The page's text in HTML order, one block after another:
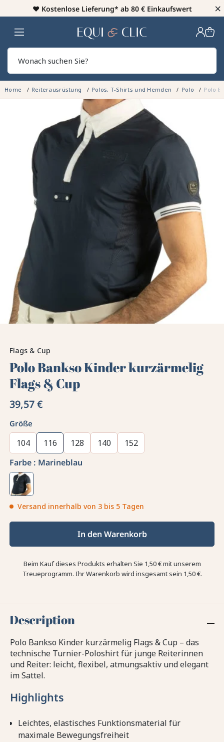
♥️ Kostenlose Lieferung* ab 80 € Einkaufswert ×
Heim
Home Reiterausrüstung Polos, T-Shirts und Hemden Polo Polo
Flags & Cup
Polo Bankso Kinder kurzärmelig
Flags & Cup
39,57 €
Größe
104 116 128 140
152
Farbe : Marineblau
Versand innerhalb von 3 bis 5 Tagen
In den Warenkorb
Beim Kauf dieses Produkts erhalten Sie 1,50 €mit unserem
Treueprogramm. Ihr Warenkorb wird insgesamt sein 1,50 €.
Description
Polo Bankso Kinder kurzärmelig Flags & Cup – das
technische Turnier-Poloshirt für junge Reiterinnen
und Reiter: leicht, flexibel, atmungsaktiv und elegant
im Sattel.
Highlights
Leichtes, elastisches Funktionsmaterial für
maximale Bewegungsfreiheit